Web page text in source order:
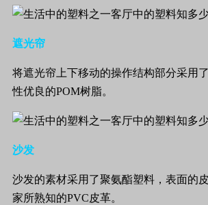
遮光帘
将遮光帘上下移动的操作结构部分采用
性优良的POM树脂。
沙发
沙发的素材采用了聚氨酯塑料，表面的
家所熟知的PVC皮革。